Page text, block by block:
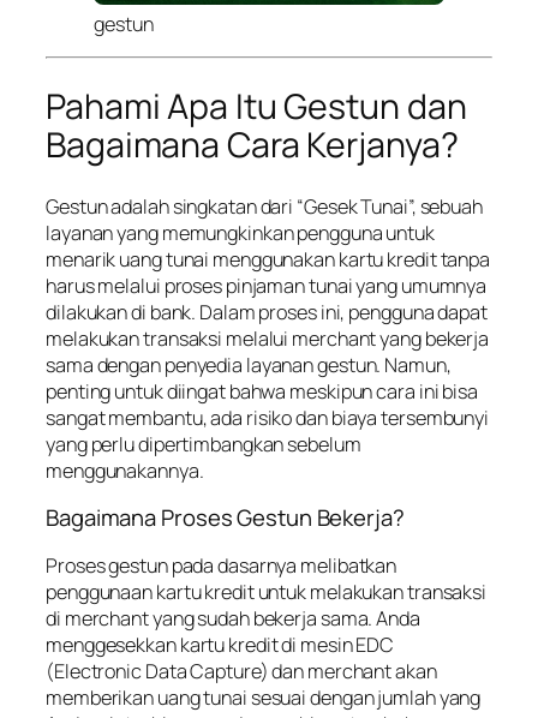
gestun
Pahami Apa Itu Gestun dan
Bagaimana Cara Kerjanya?
Gestun adalah singkatan dari “Gesek Tunai”, sebuah
layanan yang memungkinkan pengguna untuk
menarik uang tunai menggunakan kartu kredit tanpa
harus melalui proses pinjaman tunai yang umumnya
dilakukan di bank. Dalam proses ini, pengguna dapat
melakukan transaksi melalui merchant yang bekerja
sama dengan penyedia layanan gestun. Namun,
penting untuk diingat bahwa meskipun cara ini bisa
sangat membantu, ada risiko dan biaya tersembunyi
yang perlu dipertimbangkan sebelum
menggunakannya.
Bagaimana Proses Gestun Bekerja?
Proses gestun pada dasarnya melibatkan
penggunaan kartu kredit untuk melakukan transaksi
di merchant yang sudah bekerja sama. Anda
menggesekkan kartu kredit di mesin EDC
(Electronic Data Capture) dan merchant akan
memberikan uang tunai sesuai dengan jumlah yang